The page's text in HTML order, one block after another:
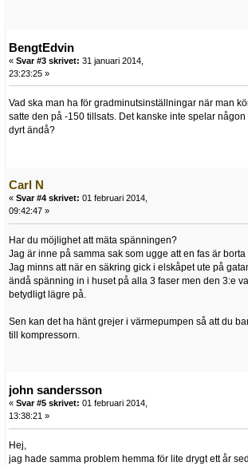
BengtEdvin
« Svar #3 skrivet: 31 januari 2014,
23:23:25 »
Vad ska man ha för gradminutsinställningar när man
satte den på -150 tillsats. Det kanske inte spelar
dyrt ändå?
Carl N
« Svar #4 skrivet: 01 februari 2014,
09:42:47 »
Har du möjlighet att mäta spänningen?
Jag är inne på samma sak som ugge att en fas är
Jag minns att när en säkring gick i elskåpet ute på
ändå spänning in i huset på alla 3 faser men den 3:e
betydligt lägre på.
Sen kan det ha hänt grejer i värmepumpen så att du
till kompressorn.
john sandersson
« Svar #5 skrivet: 01 februari 2014,
13:38:21 »
Hej,
jag hade samma problem hemma för lite drygt ett år